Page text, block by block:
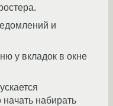
и
у вкладок в окне
начать набирать